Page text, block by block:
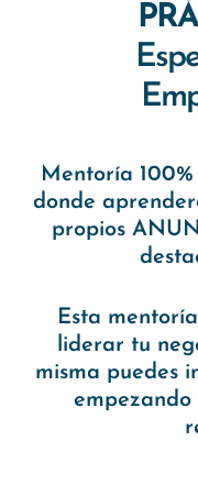
Mentoría
donde
propios
Esta
liderar tu
misma puedes
empezando